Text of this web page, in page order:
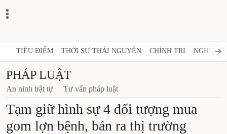
TIÊU ĐIỂM THỜI SỰ THÁI NGUYÊN CHÍNH TRỊ NGHỊ
PHÁP LUẬT
An ninh trật tự Tư vấn pháp luật
Tạm giữ hình sự 4 đối tượng mua
gom lợn bệnh, bán ra thị trường